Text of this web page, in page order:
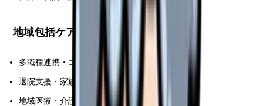
地域包括ケアに向くタイプ
多職種連携・コーディネートが好き
退院支援・家族ケアに興味
地域医療・介護に関心